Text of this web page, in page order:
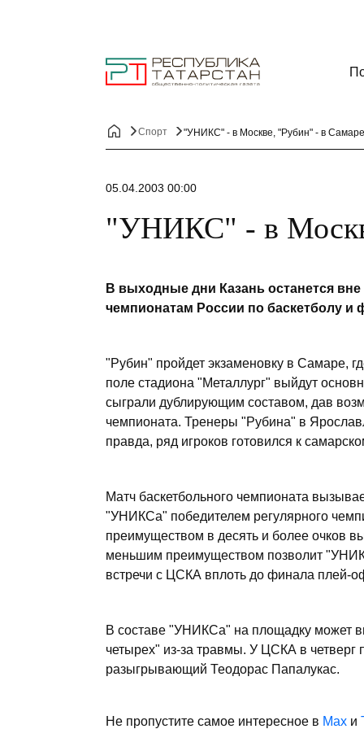
Спорт "УНИКС" - в Москве, "Рубин" - в Самаре
05.04.2003 00:00
"УНИКС" - в
В выходные дни Казань останется
чемпионатам России по баскетболу
"Рубин" пройдет экзаменовку в Самаре,
поле стадиона "Металлург" выйдут
сыграли дублирующим составом, дав
чемпионата. Тренеры "Рубина" в
правда, ряд игроков готовился к
Матч баскетбольного чемпионата
"УНИКСа" победителем регулярного
преимуществом в десять и более очков
меньшим преимуществом позволит
встречи с ЦСКА вплоть до финала плей-
В составе "УНИКСа" на площадку может
четырех" из-за травмы. У ЦСКА в четверг
разыгрывающий Теодорас Папалукас.
Не пропустите самое интересное в Max и